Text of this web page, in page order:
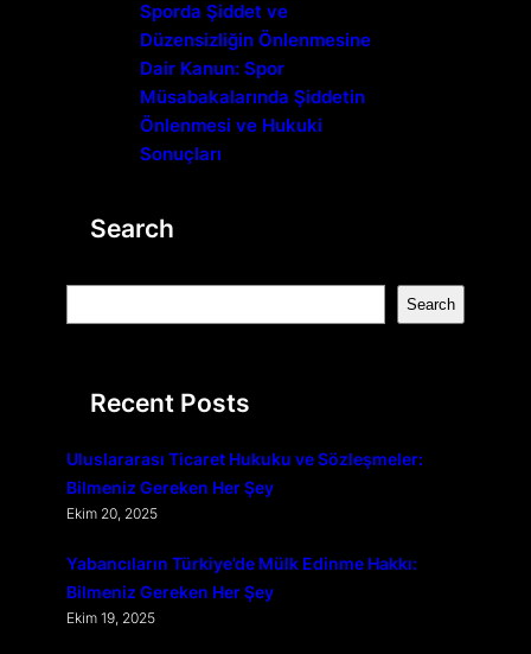
Sporda Şiddet ve
Düzensizliğin Önlenmesine
Dair Kanun: Spor
Müsabakalarında Şiddetin
Önlenmesi ve Hukuki
Sonuçları
Search
e
Search
Recent Posts
Uluslararası Ticaret Hukuku ve Sözleşmeler:
Bilmeniz Gereken Her Şey
Ekim 20, 2025
Yabancıların Türkiye’de Mülk Edinme Hakkı:
Bilmeniz Gereken Her Şey
Ekim 19, 2025